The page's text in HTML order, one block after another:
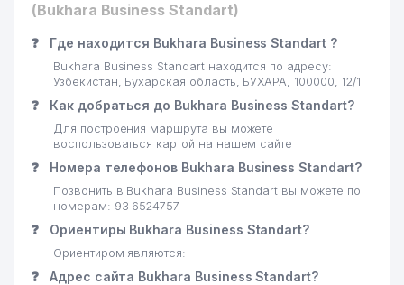
(Bukhara Business Standart)
❓ Где находится Bukhara Business Standart ?
Bukhara Business Standart находится по адресу:
Узбекистан, Бухарская область, БУХАРА, 100000, 12/1
❓ Как добраться до Bukhara Business Standart?
Для построения маршрута вы можете
воспользоваться картой на нашем сайте
❓ Номера телефонов Bukhara Business Standart?
Позвонить в Bukhara Business Standart вы можете по
номерам: 93 6524757
❓ Ориентиры Bukhara Business Standart?
Ориентиром являются:
❓ Адрес сайта Bukhara Business Standart?